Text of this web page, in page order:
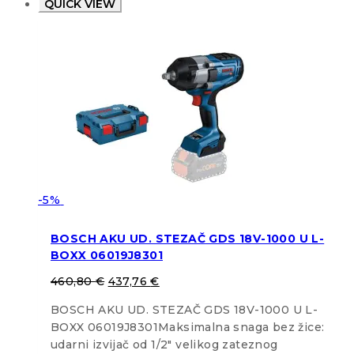
QUICK VIEW
-5%
BOSCH AKU UD. STEZAČ GDS 18V-1000 U L-
BOXX 06019J8301
460,80€ 437,76€
BOSCH AKU UD. STEZAČ GDS 18V-1000 U L-
BOXX 06019J8301Maksimalna snaga bez žice:
udarni izvijač od 1/2″ velikog zateznog